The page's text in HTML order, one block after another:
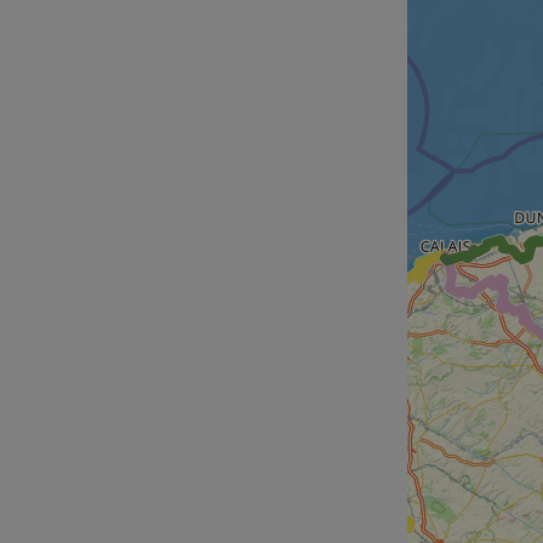
__cf_bm
AWSALBCORS
ASP.NET_SessionId
li_gc